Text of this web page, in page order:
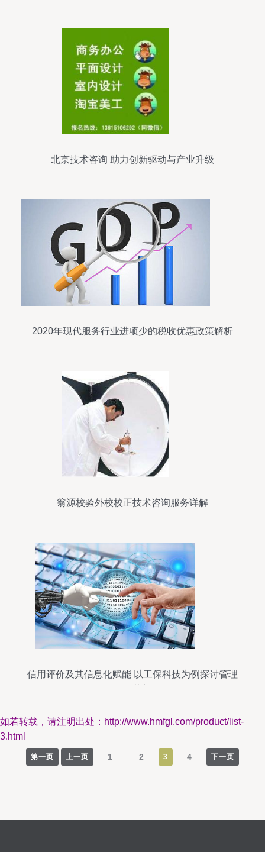
北京技术咨询 助力创新驱动与产业升级
2020年现代服务行业进项少的税收优惠政策解析
翁源校验外校校正技术咨询服务详解
信用评价及其信息化赋能 以工保科技为例探讨管理
如若转载，请注明出处：http://www.hmfgl.com/product/list-
3.html
第一页 上一页 1 2 3 4 下一页